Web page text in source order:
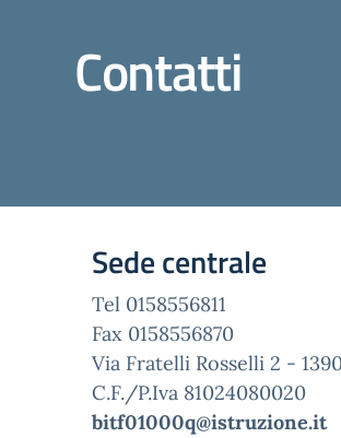
Contatti
Sede centrale
Tel 0158556811
Fax 0158556870
Via Fratelli Rosselli 2 -
C.F./P.Iva 81024080020
bitf01000q@istruzione.it